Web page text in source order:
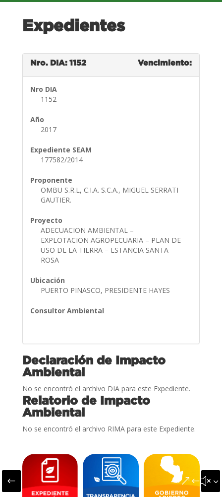
Expedientes
Nro. DIA: 1152 Vencimiento:
Nro DIA
1152
Año
2017
Expediente SEAM
177582/2014
Proponente
OMBU S.R.L, C.I.A. S.C.A., MIGUEL SERRATI
GAUTIER.
Proyecto
ADECUACION AMBIENTAL –
EXPLOTACION AGROPECUARIA – PLAN DE
USO DE LA TIERRA – ESTANCIA SANTA
ROSA
Ubicación
PUERTO PINASCO, PRESIDENTE HAYES
Consultor Ambiental
Declaración de Impacto
Ambiental
No se encontró el archivo DIA para este Expediente.
Relatorio de Impacto
Ambiental
No se encontró el archivo RIMA para este Expediente.
#